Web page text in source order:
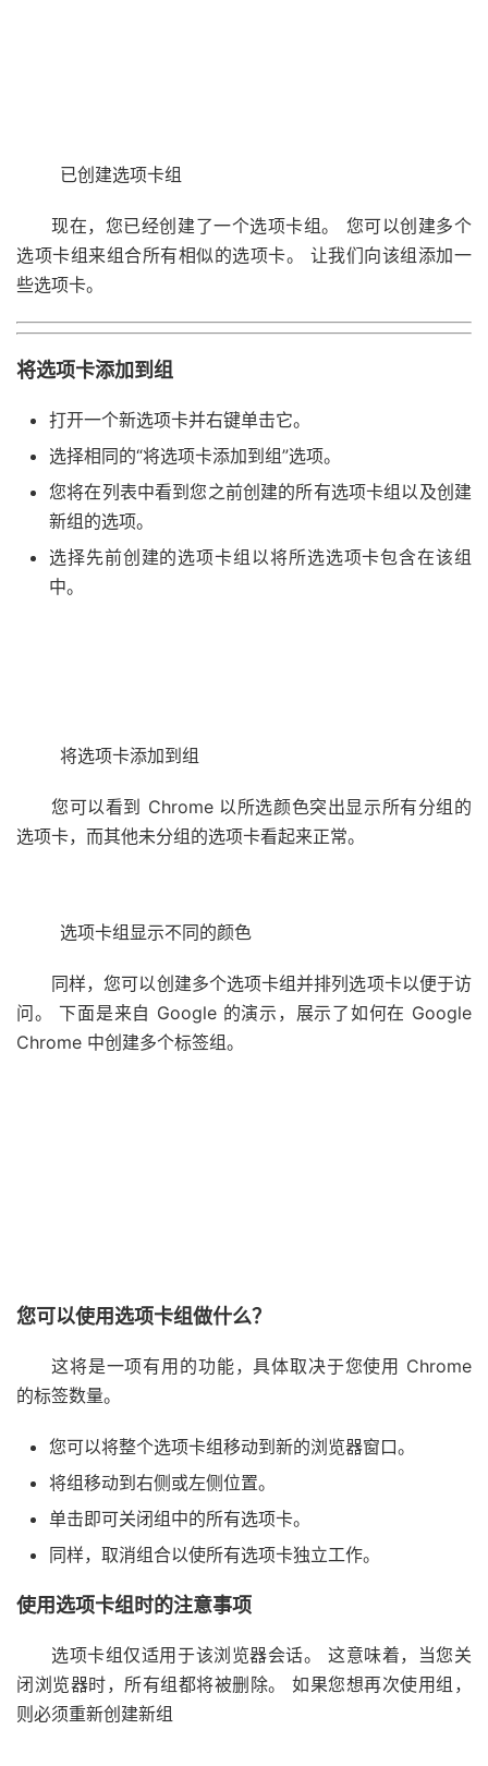
已创建选项卡组
现在，您已经创建了一个选项卡组。 您可以创建多个
选项卡组来组合所有相似的选项卡。 让我们向该组添加一
些选项卡。
将选项卡添加到组
打开一个新选项卡并右键单击它。
选择相同的“将选项卡添加到组”选项。
您将在列表中看到您之前创建的所有选项卡组以及创建
新组的选项。
选择先前创建的选项卡组以将所选选项卡包含在该组
中。
将选项卡添加到组
您可以看到 Chrome 以所选颜色突出显示所有分组的
选项卡，而其他未分组的选项卡看起来正常。
选项卡组显示不同的颜色
同样，您可以创建多个选项卡组并排列选项卡以便于访
问。 下面是来自 Google 的演示，展示了如何在 Google
Chrome 中创建多个标签组。
您可以使用选项卡组做什么？
这将是一项有用的功能，具体取决于您使用 Chrome
的标签数量。
您可以将整个选项卡组移动到新的浏览器窗口。
将组移动到右侧或左侧位置。
单击即可关闭组中的所有选项卡。
同样，取消组合以使所有选项卡独立工作。
使用选项卡组时的注意事项
选项卡组仅适用于该浏览器会话。 这意味着，当您关
闭浏览器时，所有组都将被删除。 如果您想再次使用组，
则必须重新创建新组